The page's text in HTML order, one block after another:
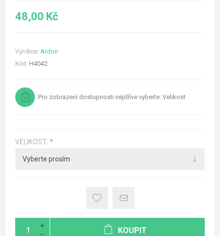
48,00 Kč
Výrobce: Ardon
Kód: H4042
Pro zobrazení dostupnosti nejdříve vyberte: Velikost
VELIKOST: *
KOUPIT